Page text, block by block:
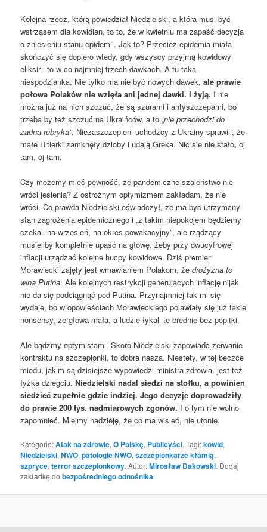
Kolejna rzecz, którą powiedział Niedzielski, a która musi być
wstrząsem dla kowidian, to to, że w kwietniu ma zapaść decyzja
o zniesieniu stanu epidemii. Jak to? Przecież epidemia miała
skończyć się dopiero wtedy, gdy wszyscy przyjmą kowidowy
eliksir i to w co najmniej trzech dawkach. A tu taka
niespodzianka. Nie tylko ma nie być nowych dawek,ale prawie
połowa Polaków nie wzięła ani jednej dawki. I żyją. I nie
można już na nich szczuć, że są szurami i antyszczepami, bo
trzeba by też szczuć na Ukraińców, a to „nie przechodzi do
żadna rubryka”. Niezaszczepieni uchodźcy z Ukrainy sprawili, że
małe Hitlerki zamknęły dzioby i udają Greka. Nic się nie stało, oj
tam, oj tam.
Czy możemy mieć pewność, że pandemiczne szaleństwo nie
wróci jesienią? Z ostrożnym optymizmem zakładam, że nie
wróci. Co prawda Niedzielski oświadczył, że ma być utrzymany
stan zagrożenia epidemicznego i „z takim niepokojem będziemy
czekali na wrzesień, na okres powakacyjny”, ale rządzący
musieliby kompletnie upaść na głowę, żeby przy dwucyfrowej
inflacji urządzać kolejne hucpy kowidowe. Dziś premier
Morawiecki zajęty jest wmawianiem Polakom, żedrożyzna to
wina Putina. Ale kolejnych restrykcji generujących inflację nijak
nie da się podciągnąć pod Putina. Przynajmniej tak mi się
wydaje, bo w opowieściach Morawieckiego pojawiały się już takie
nonsensy, że głowa mała, a ludzie łykali te brednie bez popitki.
Ale bądźmy optymistami. Skoro Niedzielski zapowiada zerwanie
kontraktu na szczepionki, to dobra nasza. Niestety, w tej beczce
miodu, jakim są dzisiejsze wypowiedzi ministra zdrowia, jest też
łyżka dziegciu.Niedzielski nadal siedzi na stołku, a powinien
siedzieć zupełnie gdzie indziej. Jego decyzje doprowadziły
do prawie 200 tys. nadmiarowych zgonów. I o tym nie wolno
zapomnieć. Miejmy nadzieję, że co ma wisieć, nie utonie.
Kategorie:Atak na zdrowie,O Polskę, Publicyści. Tagi:kowid,
Niedzielski,NWO,patologie NWO,szczepionkarze kłamią,
szpryce,terror szczepionkowy. Autor:Mirosław Dakowski. Dodaj
zakładkę dobezpośredniego odnośnika.